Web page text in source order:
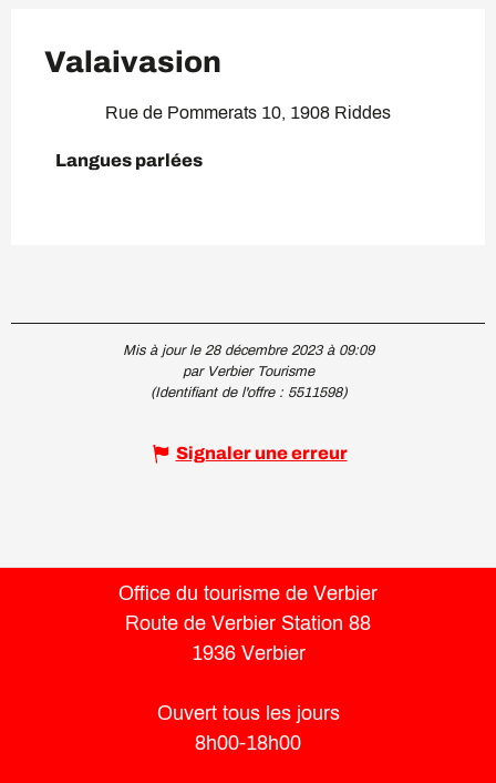
Valaivasion
Rue de Pommerats 10, 1908 Riddes
Langues parlées
Langues parlées
Mis à jour le 28 décembre 2023 à 09:09
par Verbier Tourisme
(Identifiant de l'offre : 5511598)
Signaler une erreur
Office du tourisme de Verbier
Route de Verbier Station 88
1936 Verbier
Ouvert tous les jours
8h00-18h00